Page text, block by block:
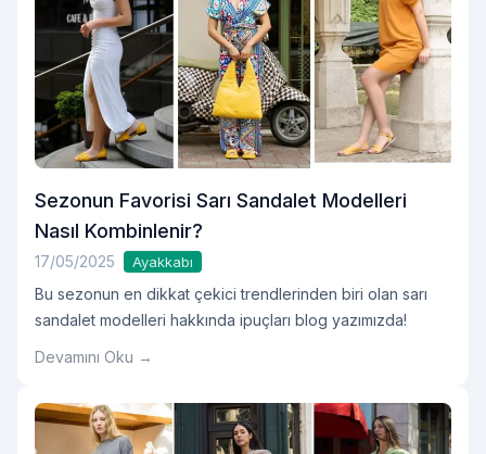
Sezonun Favorisi Sarı Sandalet Modelleri
Nasıl Kombinlenir?
17/05/2025 Ayakkabı
Bu sezonun en dikkat çekici trendlerinden biri olan sarı
sandalet modelleri hakkında ipuçları blog yazımızda!
Devamını Oku →